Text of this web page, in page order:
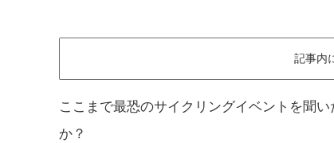
記事内
ここまで最恐のサイクリングイベントを聞
か？